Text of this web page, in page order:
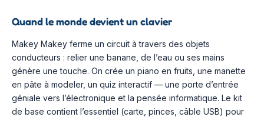
Quand le monde devient un clavier
Makey Makey ferme un circuit à travers des objets
conducteurs : relier une banane, de l’eau ou ses mains
génère une touche. On crée un piano en fruits, une manette
en pâte à modeler, un quiz interactif — une porte d’entrée
géniale vers l’électronique et la pensée informatique. Le kit
de base contient l’essentiel (carte, pinces, câble USB) pour